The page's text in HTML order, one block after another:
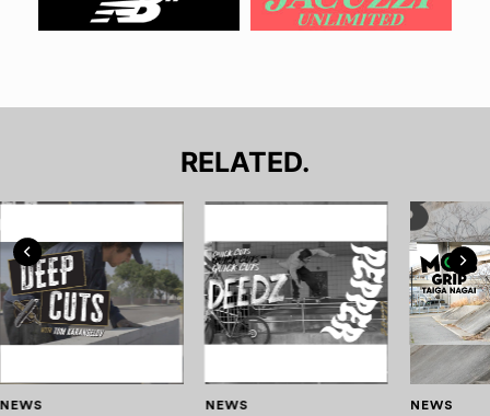
RELATED.
NEWS NEWS NEWS